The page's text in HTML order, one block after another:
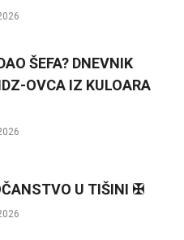
ŠEFA? DNEVNIK
OVCA IZ KULOARA
U TIŠINI ✠